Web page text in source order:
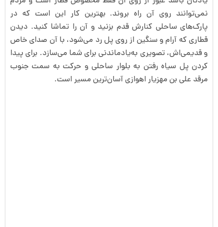
نمی‌توانند روی آن راه بروند. بهترین کار این است که در
پارک‌های ساحلی کنارش قدم بزنید و آن را تماشا کنید. دیدن
قطاری که آرام و سنگین از روی پل رد می‌شود، با آن صدای خاص
و قدیمی‌اش، تصویری به‌یادماندنی برای شما می‌سازد. برای پیدا
کردن پل سیاه رفتن به بلوار ساحلی و حرکت به سمت جنوب
مرقد علی بن مهزیار اهوازی آسان‌ترین مسیر است.